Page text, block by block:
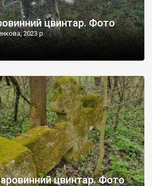
цвинтар. Фото
2023 р.
цвинтар. Фото